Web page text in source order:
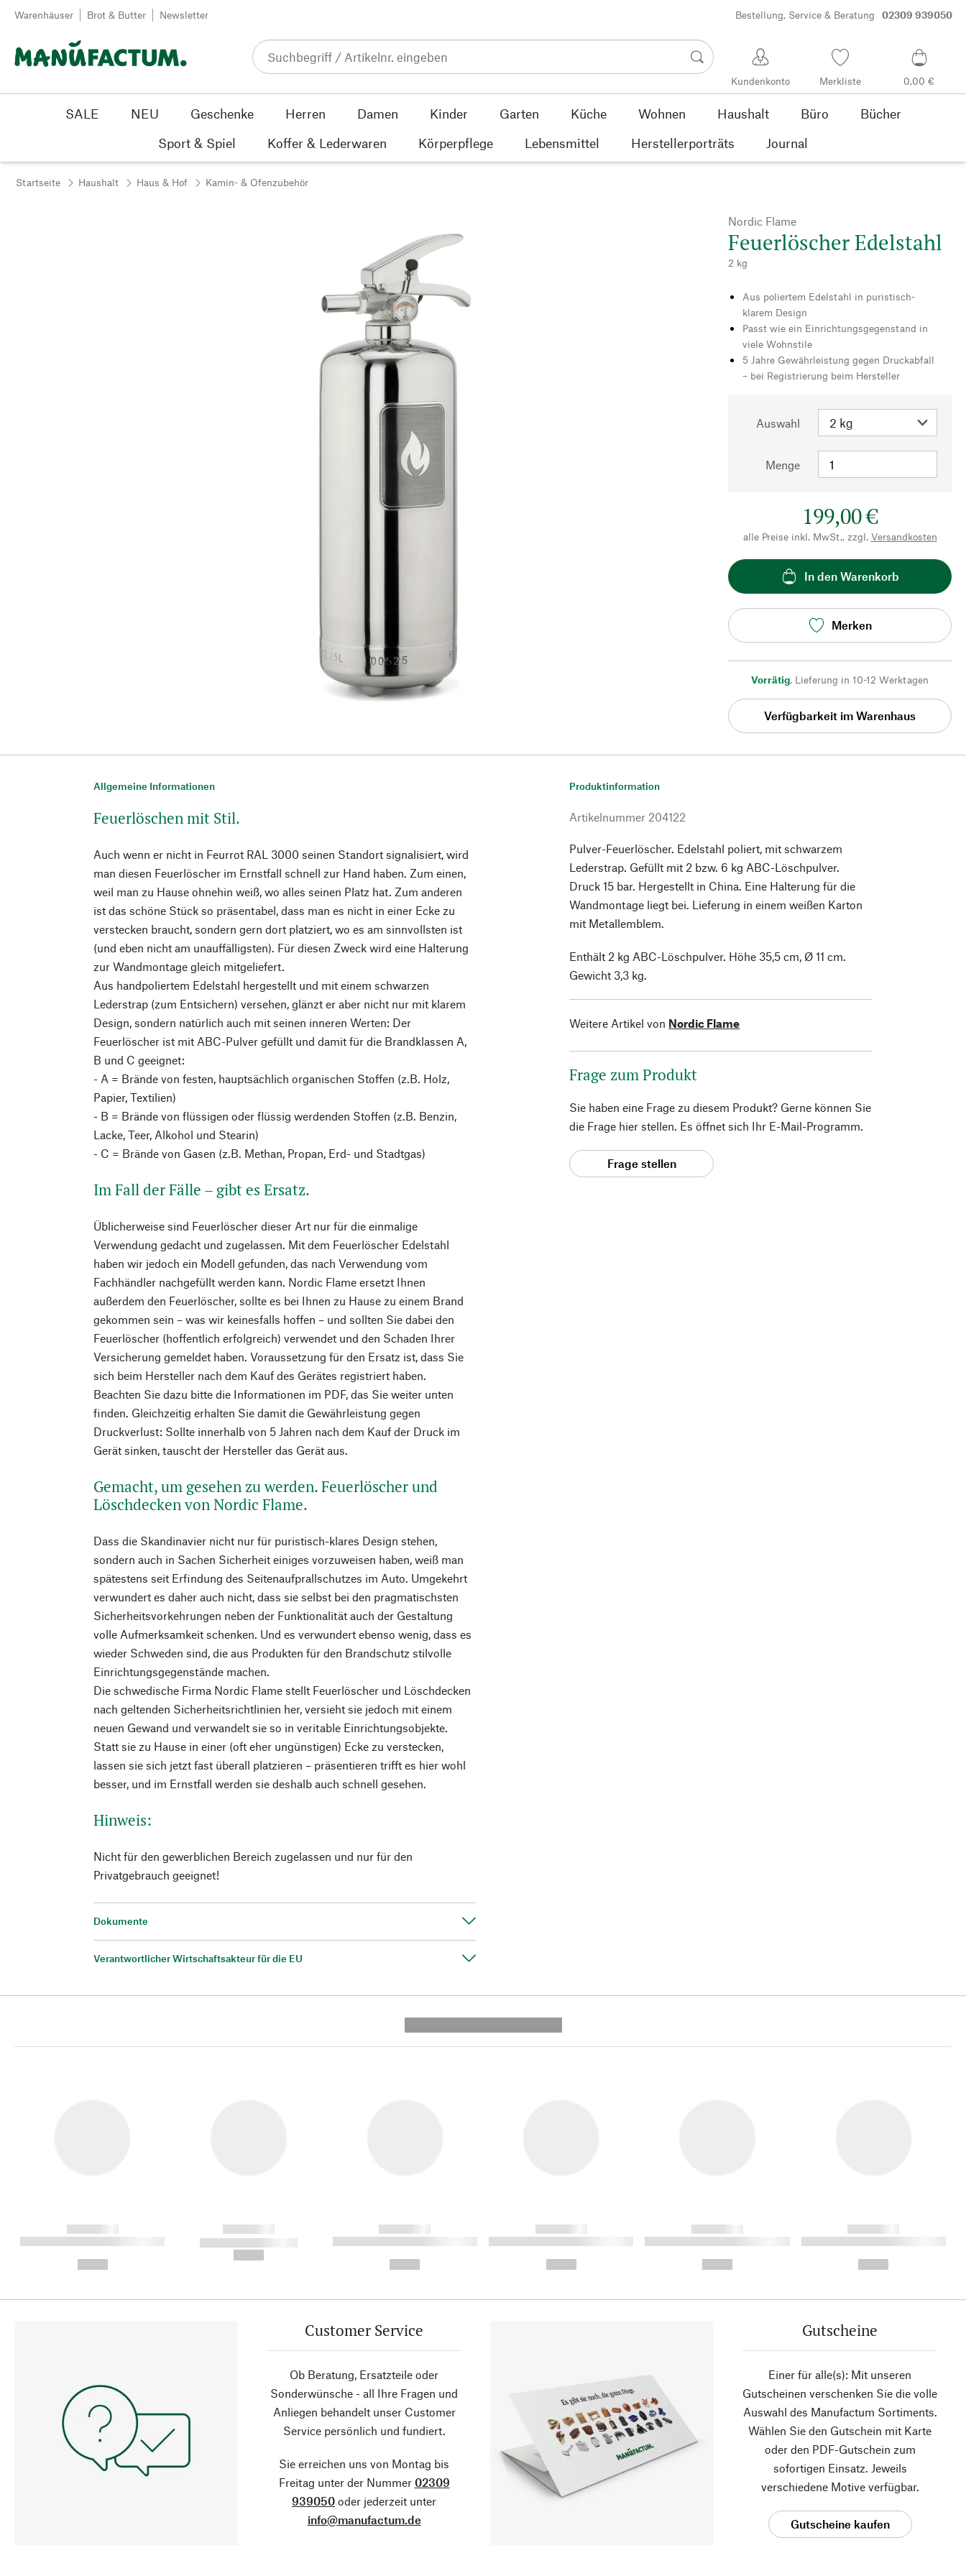
Zum Inhalt springen
Warenhäuser Brot & Butter Newsletter Bestellung, Service & Beratung 02309 939050
Kundenkonto Merkliste 0,00 €
SALE NEU Geschenke Herren Damen Kinder Garten Küche Wohnen Haushalt Büro
Bücher
Sport & Spiel
Koffer & Lederwaren Körperpflege Lebensmittel Herstellerporträts Journal
Startseite Haushalt Haus & Hof Kamin- & Ofenzubehör
Nordic Flame
Feuerlöscher Edelstahl
2 kg
Aus poliertem Edelstahl in puristisch-
klarem Design
Passt wie ein Einrichtungsgegenstand in
viele Wohnstile
5 Jahre Gewährleistung gegen Druckabfall
– bei Registrierung beim Hersteller
Auswahl
Menge
199,00 €
alle Preise inkl. MwSt., zzgl. Versandkosten
In den Warenkorb
Merken
Vorrätig, Lieferung in 10-12 Werktagen
Verfügbarkeit im Warenhaus
Allgemeine Informationen
Feuerlöschen mit Stil.
Auch wenn er nicht in Feurrot RAL 3000 seinen Standort signalisiert, wird
man diesen Feuerlöscher im Ernstfall schnell zur Hand haben. Zum einen,
weil man zu Hause ohnehin weiß, wo alles seinen Platz hat. Zum anderen
ist das schöne Stück so präsentabel, dass man es nicht in einer Ecke zu
verstecken braucht, sondern gern dort platziert, wo es am sinnvollsten ist
(und eben nicht am unauffälligsten). Für diesen Zweck wird eine Halterung
zur Wandmontage gleich mitgeliefert.
Aus handpoliertem Edelstahl hergestellt und mit einem schwarzen
Lederstrap (zum Entsichern) versehen, glänzt er aber nicht nur mit klarem
Design, sondern natürlich auch mit seinen inneren Werten: Der
Feuerlöscher ist mit ABC-Pulver gefüllt und damit für die Brandklassen A,
B und C geeignet:
- A = Brände von festen, hauptsächlich organischen Stoffen (z.B. Holz,
Papier, Textilien)
- B = Brände von flüssigen oder flüssig werdenden Stoffen (z.B. Benzin,
Lacke, Teer, Alkohol und Stearin)
- C = Brände von Gasen (z.B. Methan, Propan, Erd- und Stadtgas)
Im Fall der Fälle – gibt es Ersatz.
Üblicherweise sind Feuerlöscher dieser Art nur für die einmalige
Verwendung gedacht und zugelassen. Mit dem Feuerlöscher Edelstahl
haben wir jedoch ein Modell gefunden, das nach Verwendung vom
Fachhändler nachgefüllt werden kann. Nordic Flame ersetzt Ihnen
außerdem den Feuerlöscher, sollte es bei Ihnen zu Hause zu einem Brand
gekommen sein – was wir keinesfalls hoffen – und sollten Sie dabei den
Feuerlöscher (hoffentlich erfolgreich) verwendet und den Schaden Ihrer
Versicherung gemeldet haben. Voraussetzung für den Ersatz ist, dass Sie
sich beim Hersteller nach dem Kauf des Gerätes registriert haben.
Beachten Sie dazu bitte die Informationen im PDF, das Sie weiter unten
finden. Gleichzeitig erhalten Sie damit die Gewährleistung gegen
Druckverlust: Sollte innerhalb von 5 Jahren nach dem Kauf der Druck im
Gerät sinken, tauscht der Hersteller das Gerät aus.
Gemacht, um gesehen zu werden. Feuerlöscher und
Löschdecken von Nordic Flame.
Dass die Skandinavier nicht nur für puristisch-klares Design stehen,
sondern auch in Sachen Sicherheit einiges vorzuweisen haben, weiß man
spätestens seit Erfindung des Seitenaufprallschutzes im Auto. Umgekehrt
verwundert es daher auch nicht, dass sie selbst bei den pragmatischsten
Sicherheitsvorkehrungen neben der Funktionalität auch der Gestaltung
volle Aufmerksamkeit schenken. Und es verwundert ebenso wenig, dass es
wieder Schweden sind, die aus Produkten für den Brandschutz stilvolle
Einrichtungsgegenstände machen.
Die schwedische Firma Nordic Flame stellt Feuerlöscher und Löschdecken
nach geltenden Sicherheitsrichtlinien her, versieht sie jedoch mit einem
neuen Gewand und verwandelt sie so in veritable Einrichtungsobjekte.
Statt sie zu Hause in einer (oft eher ungünstigen) Ecke zu verstecken,
lassen sie sich jetzt fast überall platzieren – präsentieren trifft es hier wohl
besser, und im Ernstfall werden sie deshalb auch schnell gesehen.
Hinweis:
Nicht für den gewerblichen Bereich zugelassen und nur für den
Privatgebrauch geeignet!
Dokumente
Verantwortlicher Wirtschaftsakteur für die EU
Produktinformation
Artikelnummer 204122
Pulver-Feuerlöscher. Edelstahl poliert, mit schwarzem
Lederstrap. Gefüllt mit 2 bzw. 6 kg ABC-Löschpulver.
Druck 15 bar. Hergestellt in China. Eine Halterung für die
Wandmontage liegt bei. Lieferung in einem weißen Karton
mit Metallemblem.
Enthält 2 kg ABC-Löschpulver. Höhe 35,5 cm, Ø 11 cm.
Gewicht 3,3 kg.
Weitere Artikel von Nordic Flame
Frage zum Produkt
Sie haben eine Frage zu diesem Produkt? Gerne können Sie
die Frage hier stellen. Es öffnet sich Ihr E-Mail-Programm.
Frage stellen
------------
----------- ----------- ----------
------------
----------- -----------
------------
----------- ----------- ----------
------------
----------- ----------- ----------
------------
----------- ----------- ----------
------------
----------- ----------- ----------
Customer Service
Ob Beratung, Ersatzteile oder
Sonderwünsche - all Ihre Fragen und
Anliegen behandelt unser Customer
Service persönlich und fundiert.
Sie erreichen uns von Montag bis
Freitag unter der Nummer 02309
939050 oder jederzeit unter
info@manufactum.de
Gutscheine
Einer für alle(s): Mit unseren
Gutscheinen verschenken Sie die volle
Auswahl des Manufactum Sortiments.
Wählen Sie den Gutschein mit Karte
oder den PDF-Gutschein zum
sofortigen Einsatz. Jeweils
verschiedene Motive verfügbar.
Gutscheine kaufen